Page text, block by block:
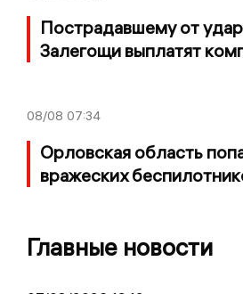
Пострадавшему от
Залегощи выплатят
08/08 07:34
Орловская область
вражеских
Главные новости